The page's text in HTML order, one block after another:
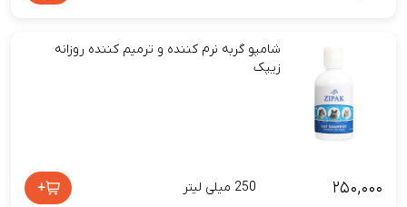
شامپو گربه نرم کننده و ترمیم کننده روزانه
زیپک
۲۵۰,۰۰۰ 250 میلی لیتر +